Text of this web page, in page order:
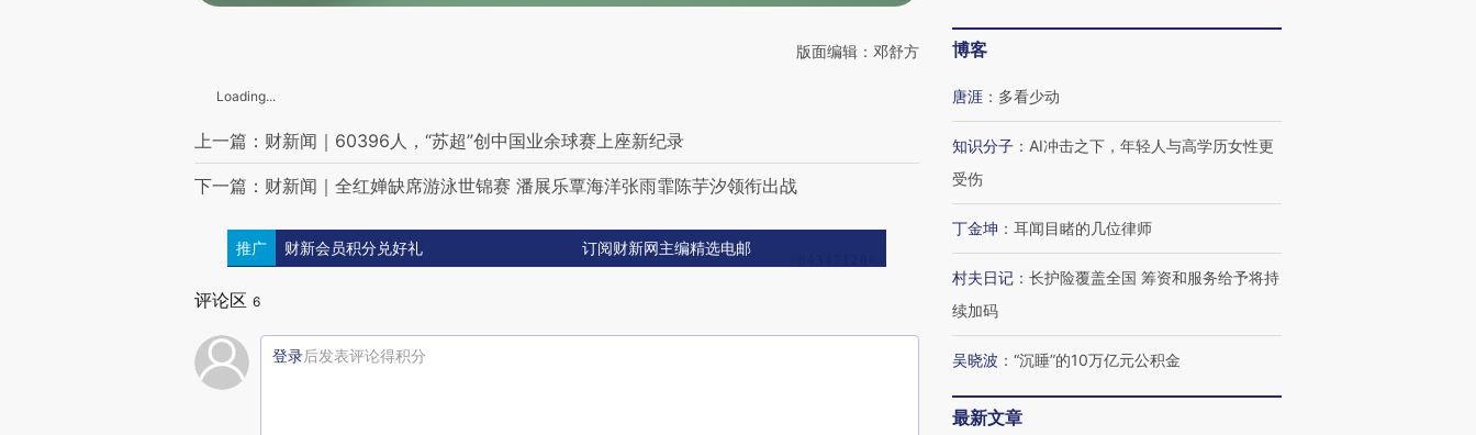
版面编辑：邓舒方
Loading...
上一篇：财新闻｜60396人，“苏超”创中国业余球赛上座新纪录
下一篇：财新闻｜全红婵缺席游泳世锦赛 潘展乐覃海洋张雨霏陈芋汐领衔出战
推广 财新会员积分兑好礼 订阅财新网主编精选电邮
评论区 6
登录后发表评论得积分
博客
唐涯 ： 多看少动
知识分子 ： AI冲击之下，年轻人与高学历女性更
受伤
丁金坤 ： 耳闻目睹的几位律师
村夫日记 ： 长护险覆盖全国 筹资和服务给予将持
续加码
吴晓波 ： “沉睡”的10万亿元公积金
最新文章